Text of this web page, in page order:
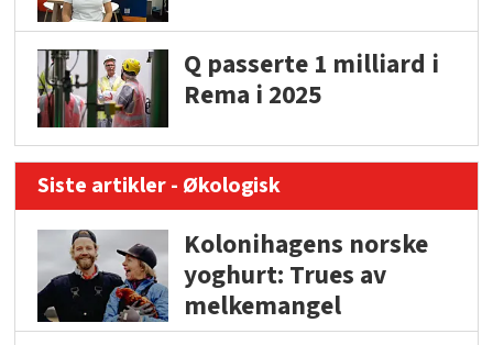
Q passerte 1 milliard i
Rema i 2025
Siste artikler - Økologisk
Kolonihagens norske
yoghurt: Trues av
melkemangel